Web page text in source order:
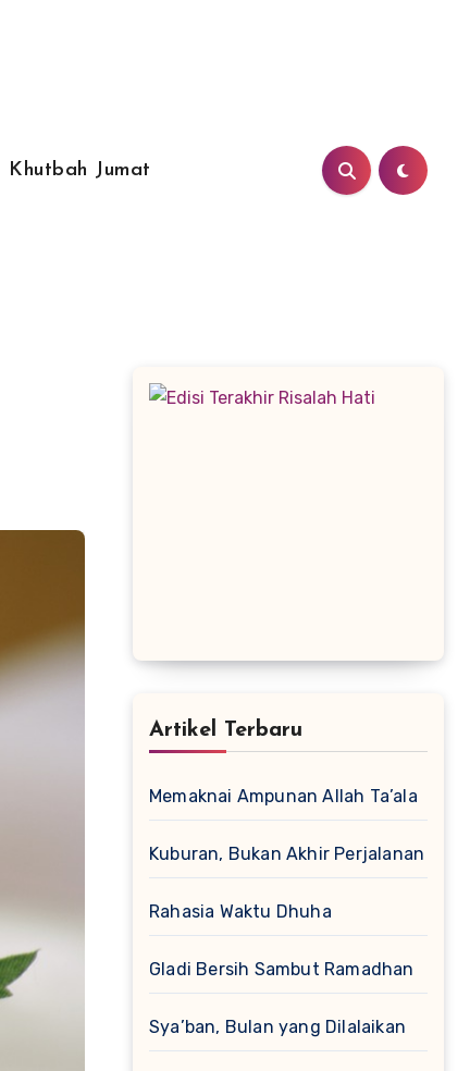
Khutbah Jumat
Artikel Terbaru
Memaknai Ampunan Allah Ta’ala
Kuburan, Bukan Akhir Perjalanan
Rahasia Waktu Dhuha
Gladi Bersih Sambut Ramadhan
Sya’ban, Bulan yang Dilalaikan